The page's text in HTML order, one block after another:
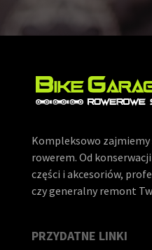
Kompleksowo zajmiemy
rowerem. Od
części i akcesoriów,
czy generalny remont
PRZYDATNE LINKI